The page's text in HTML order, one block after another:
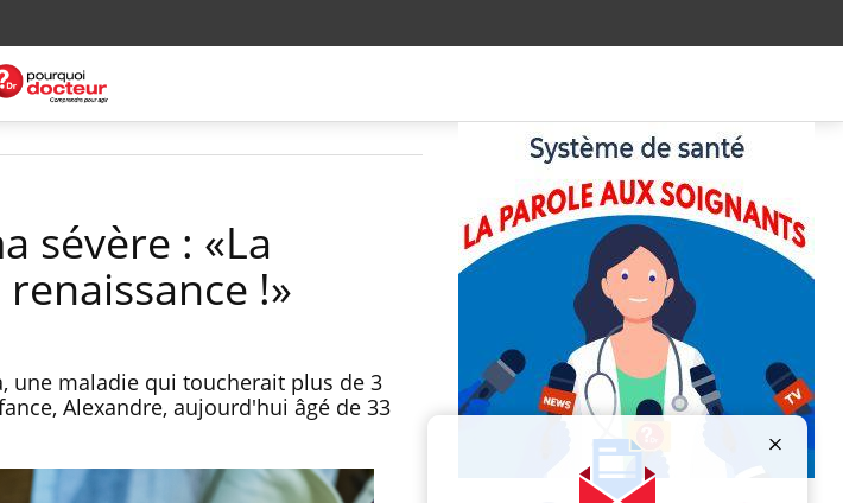
sévère : «La
!»
une maladie qui toucherait plus de 3
Alexandre, aujourd'hui âgé de 33